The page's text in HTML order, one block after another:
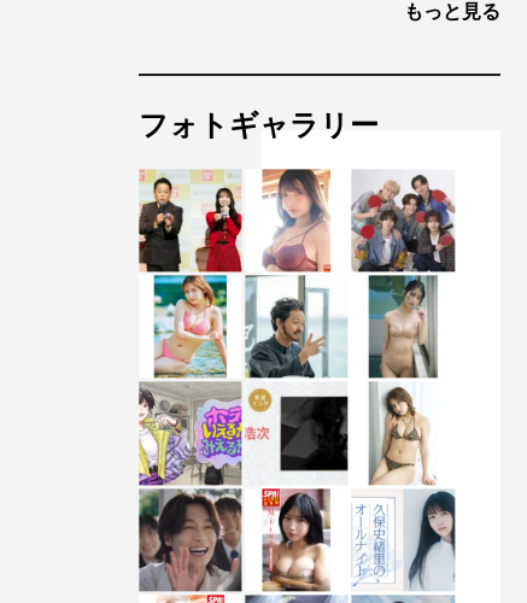
もっと見る
フォトギャラリー